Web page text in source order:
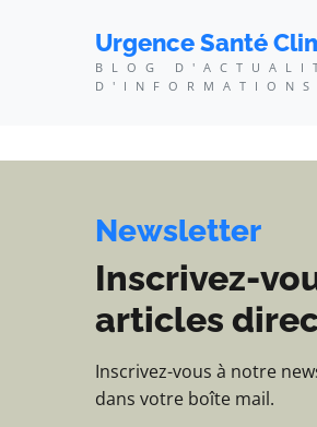
UrgenceUrgence Santé
BLOG
D'INFORMATIONS
Newsletter
Inscrivez-
articles
Inscrivez-vous à notre
dans votre boîte mail.